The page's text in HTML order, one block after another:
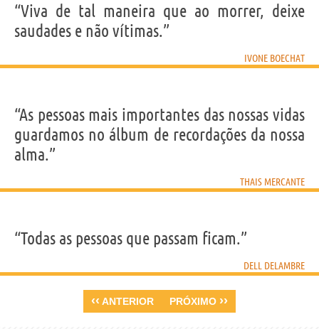
“Viva de tal maneira que ao morrer, deixe
saudades e não vítimas.”
IVONE BOECHAT
“As pessoas mais importantes das nossas vidas
guardamos no álbum de recordações da nossa
alma.”
THAIS MERCANTE
“Todas as pessoas que passam ficam.”
DELL DELAMBRE
‹‹ ANTERIOR PRÓXIMO ››